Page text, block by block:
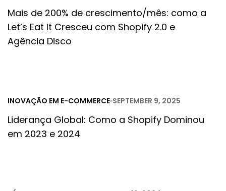
Mais de 200% de crescimento/mês: como a
Let’s Eat It Cresceu com Shopify 2.0 e
Agência Disco
INOVAÇÃO EM E-COMMERCE SEPTEMBER 9, 2025
Liderança Global: Como a Shopify Dominou
em 2023 e 2024